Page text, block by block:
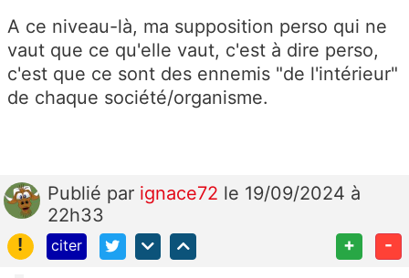
A ce niveau-là, ma supposition perso qui ne
vaut que ce qu'elle vaut, c'est à dire perso,
c'est que ce sont des ennemis "de l'intérieur"
de chaque société/organisme.
Publié par ignace72 le 19/09/2024 à
22h33
!
citer + -